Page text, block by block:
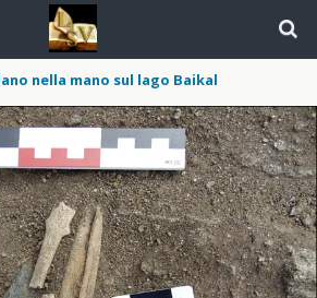
nella mano sul lago Baikal